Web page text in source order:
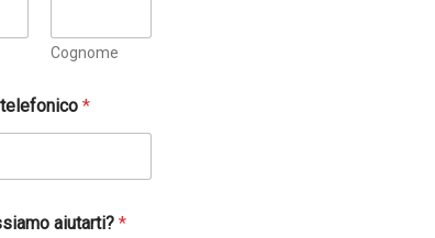
Cognome
telefonico*
aiutarti?*